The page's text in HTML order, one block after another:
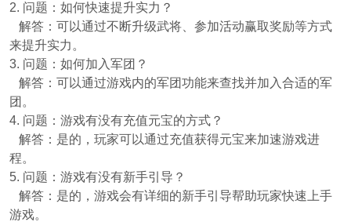
2. 问题：如何快速提升实力？
解答：可以通过不断升级武将、参加活动赢取奖励等方式
来提升实力。
3. 问题：如何加入军团？
解答：可以通过游戏内的军团功能来查找并加入合适的军
团。
4. 问题：游戏有没有充值元宝的方式？
解答：是的，玩家可以通过充值获得元宝来加速游戏进
程。
5. 问题：游戏有没有新手引导？
解答：是的，游戏会有详细的新手引导帮助玩家快速上手
游戏。